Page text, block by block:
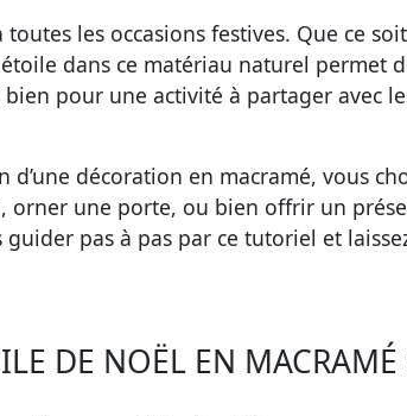
les occasions festives. Que ce
dans ce matériau naturel permet
pour une activité à partager avec
d’une décoration en macramé, vous
orner une porte, ou bien offrir un
guider pas à pas par ce tutoriel et
DE NOËL EN